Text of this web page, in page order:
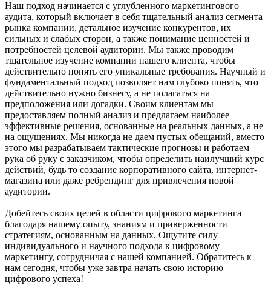
Наш подход начинается с углубленного маркетингового
аудита, который включает в себя тщательный анализ сегмента
рынка компании, детальное изучение конкурентов, их
сильных и слабых сторон, а также понимание ценностей и
потребностей целевой аудитории. Мы также проводим
тщательное изучение компании нашего клиента, чтобы
действительно понять его уникальные требования. Научный и
фундаментальный подход позволяет нам глубоко понять, что
действительно нужно бизнесу, а не полагаться на
предположения или догадки. Своим клиентам мы
предоставляем полный анализ и предлагаем наиболее
эффективные решения, основанные на реальных данных, а не
на ощущениях. Мы никогда не даем пустых обещаний, вместо
этого мы разрабатываем тактические прогнозы и работаем
рука об руку с заказчиком, чтобы определить наилучший курс
действий, будь то создание корпоративного сайта, интернет-
магазина или даже ребрендинг для привлечения новой
аудитории.
Добейтесь своих целей в области цифрового маркетинга
благодаря нашему опыту, знаниям и приверженности
стратегиям, основанным на данных. Ощутите силу
индивидуального и научного подхода к цифровому
маркетингу, сотрудничая с нашей компанией. Обратитесь к
нам сегодня, чтобы уже завтра начать свою историю
цифрового успеха!